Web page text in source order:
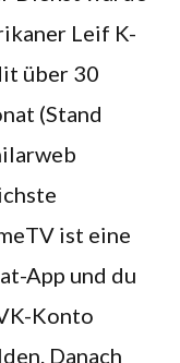
Leif K-
über 30
(Stand
ist eine
App und du
Konto
Danach